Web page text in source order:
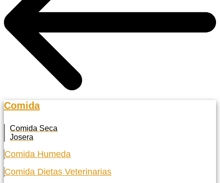
Comida
Comida Seca
Josera
Comida Humeda
Comida Dietas Veterinarias